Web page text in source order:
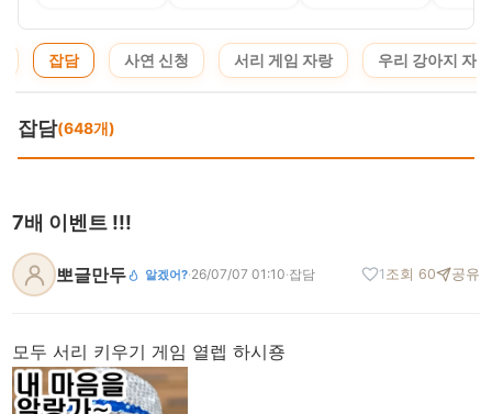
잡담 사연 신청 서리 게임 자랑 우리 강아지 자랑
잡담(648개)
7배 이벤트 !!!
뽀글만두 알겠어?·26/07/07 01:10·잡담 1 조회 60 공유
모두 서리 키우기 게임 열렙 하시죵